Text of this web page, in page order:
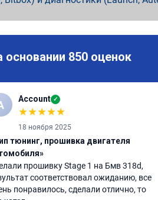
основании 850 оценок
Account ✓
★★★★★
18 ноября 2025
тюнинг, прошивка двигателя
прошивку Stage 1 на Бмв 318d,
соответствовал ожиданию, все
понравилось, сделали отлично, то